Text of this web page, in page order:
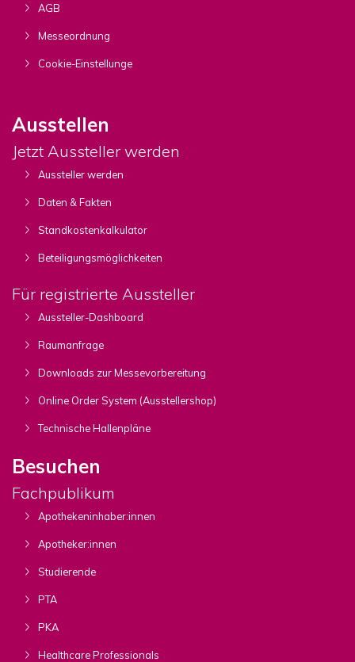
AGB
Messeordnung
Cookie-Einstellunge
Ausstellen
Jetzt Aussteller werden
Aussteller werden
Daten & Fakten
Standkostenkalkulator
Beteiligungsmöglichkeiten
Für registrierte Aussteller
Aussteller-Dashboard
Raumanfrage
Downloads zur Messevorbereitung
Online Order System (Ausstellershop)
Technische Hallenpläne
Besuchen
Fachpublikum
Apothekeninhaber:innen
Apotheker:innen
Studierende
PTA
PKA
Healthcare Professionals